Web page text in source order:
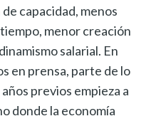
capacidad, menos
menor creación
salarial. En
en prensa, parte de lo
previos empieza a
donde la economía